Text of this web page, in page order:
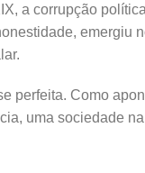
a corrupção
emergiu
perfeita. Como
uma sociedade